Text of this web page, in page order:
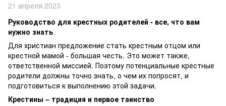
21 апреля 2023
Руководство для крестных родителей - все, что вам
нужно знать
Для христиан предложение стать крестным отцом или
крестной мамой - большая честь. Это может также,
ответственной миссией. Поэтому потенциальные крестные
родители должны точно знать, о чем их попросят, и
подготовиться к выполнению этой задачи.
Крестины – традиция и первое таинство